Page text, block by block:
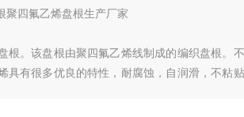
聚四氟乙烯盘根生产厂家
根。该盘根由聚四氟乙烯线制成的编织盘根。
具有很多优良的特性，耐腐蚀，自润滑，不粘